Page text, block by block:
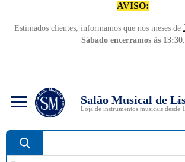
AVISO:
Estimados clientes, informamos que nos meses de
Sábado encerramos às 13:30.
Salão Musical de
Loja de instrumentos musicais desde